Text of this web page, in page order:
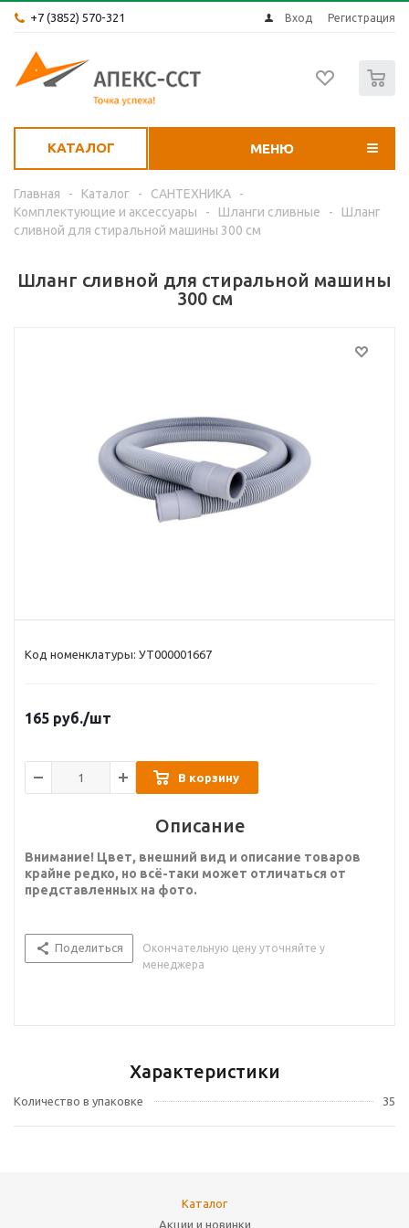
+7 (3852) 570-321 Вход Регистрация
КАТАЛОГ МЕНЮ
Главная - Каталог - САНТЕХНИКА
-
Комплектующие и аксессуары
- Шланги сливные -
Шланг
сливной для стиральной машины 300 см
Шланг сливной для стиральной машины
300 см
Код номенклатуры: УТ000001667
165 руб./шт
В корзину
Описание
Внимание! Цвет, внешний вид и описание товаров
крайне редко, но всё-таки может отличаться от
представленных на фото.
Поделиться
Окончательную цену уточняйте у
менеджера
Характеристики
Количество в упаковке 35
Каталог
Акции и новинки